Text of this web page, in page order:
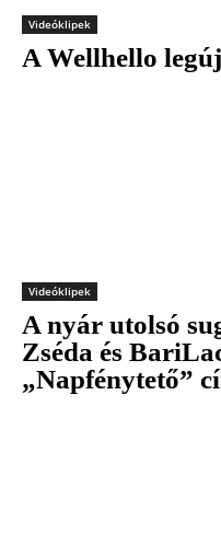
Videóklipek
A Wellhello
Videóklipek
A nyár utolsó
Zséda és
„Napfénytető”